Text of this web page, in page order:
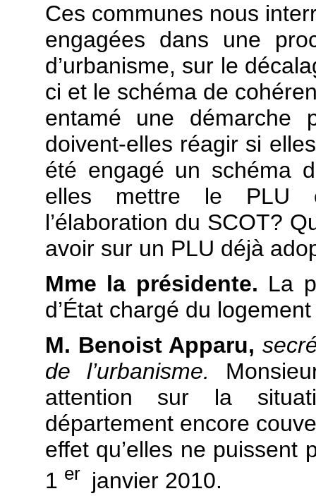
Ces communes nous
engagées dans une
d’urbanisme, sur le
ci et le schéma de
entamé une démarche
doivent-elles réagir si
été engagé un schéma
elles mettre le PLU
l’élaboration du SCOT?
avoir sur un PLU déjà
Mme la présidente. La
d’État chargé du
M. Benoist Apparu,
de l’urbanisme.
attention sur la
département encore
effet qu’elles ne puissent
1 er janvier 2010.